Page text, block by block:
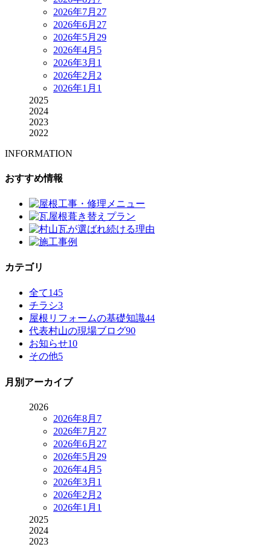
2026年7月 27
2026年6月 27
2026年5月 29
2026年4月 5
2026年3月 1
2026年2月 2
2026年1月 1
2025
2024
2023
2022
INFORMATION
おすすめ情報
カテゴリ
全て145
チラシ3
屋根リフォームの基礎知識44
代表村山の現場ブログ90
お知らせ10
その他5
月別アーカイブ
2026
2026年8月 7
2026年7月 27
2026年6月 27
2026年5月 29
2026年4月 5
2026年3月 1
2026年2月 2
2026年1月 1
2025
2024
2023